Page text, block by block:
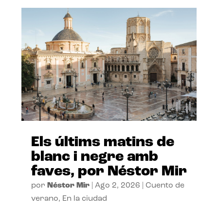
Els últims matins de
blanc i negre amb
faves, por Néstor Mir
por Néstor Mir| Ago 2, 2026
Cuento de
verano, En la ciudad